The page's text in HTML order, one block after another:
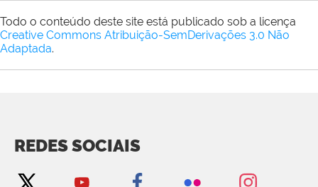
Todo o conteúdo deste site está publicado sob a licença
Creative Commons Atribuição-SemDerivações 3.0 Não
Adaptada.
REDES SOCIAIS